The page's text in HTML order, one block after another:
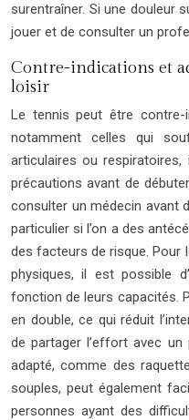
surentraîner. Si une douleur
jouer et de consulter un
Contre-indications et
loisir
Le tennis peut être contre-
notamment celles qui
articulaires ou
précautions avant de
consulter un médecin avant
particulier si l’on a des
des facteurs de risque. Pour
physiques, il est possible
fonction de leurs capacités.
en double, ce qui réduit
de partager l’effort avec un
adapté, comme des
souples, peut également
personnes ayant des